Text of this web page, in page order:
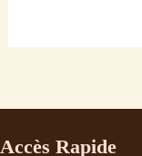
Accès Rapide